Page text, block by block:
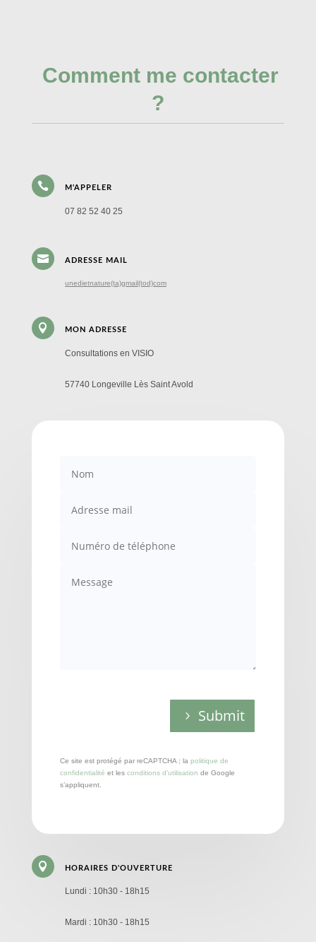
Comment me contacter
?
 M'APPELER
07 82 52 40 25
 ADRESSE MAIL
unedietnature(ta)gmail(tod)com
 MON ADRESSE
Consultations en VISIO
57740 Longeville Lès Saint Avold
Submit
Ce site est protégé par reCAPTCHA ; la politique de
confidentialité et les conditions d’utilisation de Google
s’appliquent.
 HORAIRES D'OUVERTURE
Lundi : 10h30 - 18h15
Mardi : 10h30 - 18h15